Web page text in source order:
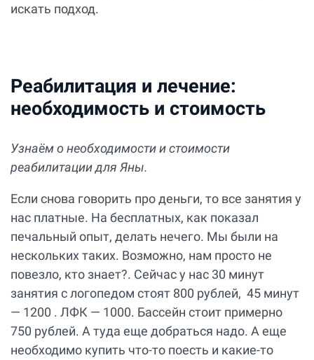
искать подход.
Реабилитация и лечение:
необходимость и стоимость
Узнаём о необходимости и стоимости
реабилитации для Яны.
Если снова говорить про деньги, то все занятия у
нас платные. На бесплатных, как показал
печальный опыт, делать нечего. Мы были на
нескольких таких. Возможно, нам просто не
повезло, кто знает?. Сейчас у нас 30 минут
занятия с логопедом стоят 800 рублей, 45 минут
— 1200 . ЛФК — 1000. Бассейн стоит примерно
750 рублей. А туда еще добраться надо. А еще
необходимо купить что-то поесть и какие-то